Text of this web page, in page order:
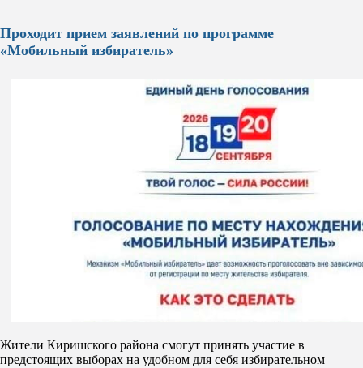
Проходит прием заявлений по программе
«Мобильный избиратель»
Жители Киришского района смогут принять участие в
предстоящих выборах на удобном для себя избирательном